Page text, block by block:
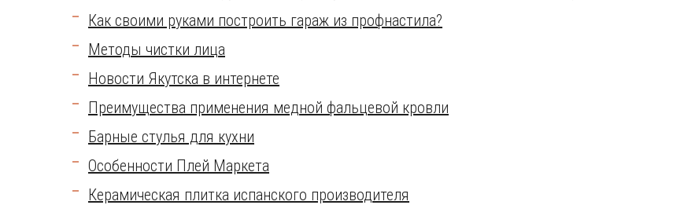
Как своими руками построить гараж из профнастила?
Методы чистки лица
Новости Якутска в интернете
Преимущества применения медной фальцевой кровли
Барные стулья для кухни
Особенности Плей Маркета
Керамическая плитка испанского производителя